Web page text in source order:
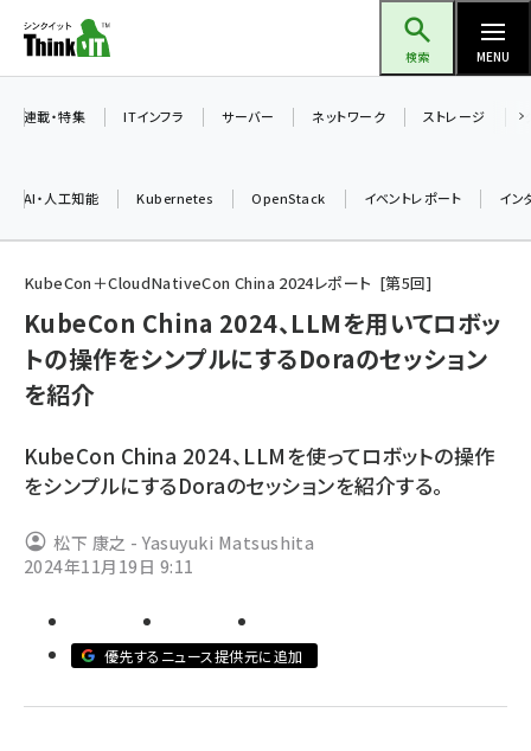
ン
ツ
検索 MENU
加藤銘のチーム貢献～仲間と築いた勝利の絆～ (2325)
iot女子会 (2290)
北海道をのんびり旅する晴山佳須夫のヒント集！ (2047)
drupal (1963)
genai (1492)
abc123 (1367)
ai crunch (1363)
連載・特集 ITインフラ サーバー ネットワーク ストレージ
AI・人工知能 Kubernetes OpenStack イベントレポート イン
KubeCon＋CloudNativeCon China 2024レポート 第5回
KubeCon China 2024、LLMを用いてロボッ
トの操作をシンプルにするDoraのセッション
を紹介
KubeCon China 2024、LLMを使ってロボットの操作
をシンプルにするDoraのセッションを紹介する。
松下 康之 - Yasuyuki Matsushita
2024年11月19日 9:11
優先するニュース提供元に追加